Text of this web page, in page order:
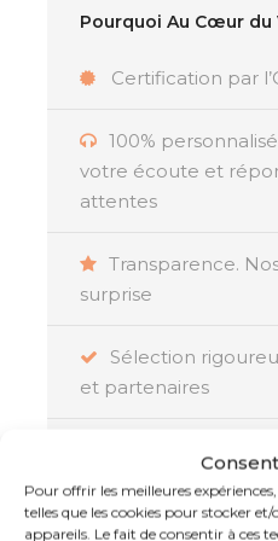
Pour offrir les meilleures
telles que les cookies pour stocker
appareils. Le fait de consentir à ces
Pourquoi Au Cœur du
Certification par
100%
votre écoute et
attentes
Transparence.
surprise
Sélection
et partenaires
La garantie d’un
en Tanzanie et
de Zanzibar.
enrichissante,
sauvage,
Résumé
Tanzanie et à
captivants et
paradisiaques.